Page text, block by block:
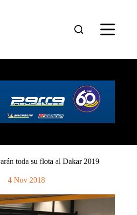
toda su flota al Dakar 2019
4 Nov 2018